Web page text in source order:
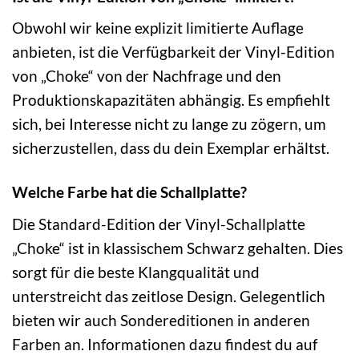
Obwohl wir keine explizit limitierte Auflage
anbieten, ist die Verfügbarkeit der Vinyl-Edition
von „Choke“ von der Nachfrage und den
Produktionskapazitäten abhängig. Es empfiehlt
sich, bei Interesse nicht zu lange zu zögern, um
sicherzustellen, dass du dein Exemplar erhältst.
Welche Farbe hat die Schallplatte?
Die Standard-Edition der Vinyl-Schallplatte
„Choke“ ist in klassischem Schwarz gehalten. Dies
sorgt für die beste Klangqualität und
unterstreicht das zeitlose Design. Gelegentlich
bieten wir auch Sondereditionen in anderen
Farben an. Informationen dazu findest du auf